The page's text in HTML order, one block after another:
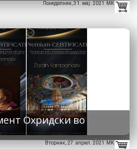
Понеделник, 31. мај. 2021 MK
Охридски во
Вторник, 27. април. 2021 MK